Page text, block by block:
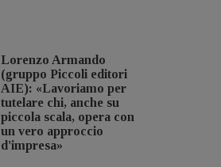
Lorenzo Armando
(gruppo Piccoli editori
AIE): «Lavoriamo per
tutelare chi, anche su
piccola scala, opera con
un vero approccio
d'impresa»